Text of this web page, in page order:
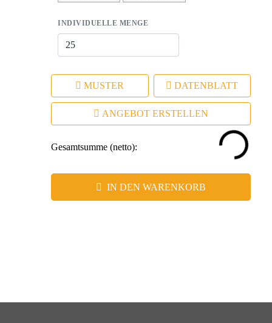
INDIVIDUELLE MENGE
MUSTER DATENBLATT
ANGEBOT ERSTELLEN
Gesamtsumme (netto):
IN DEN WARENKORB